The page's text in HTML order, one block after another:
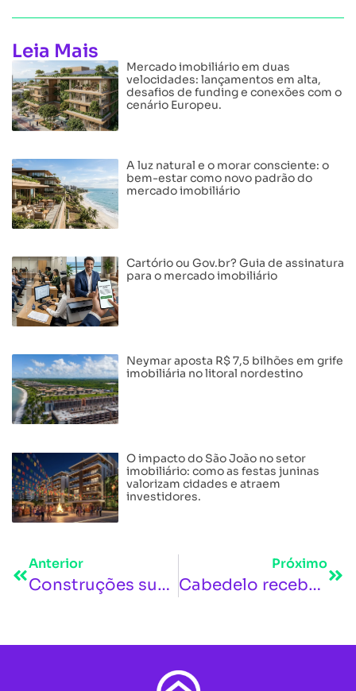
Leia Mais
Mercado imobiliário em duas
velocidades: lançamentos em alta,
desafios de funding e conexões com o
cenário Europeu.
A luz natural e o morar consciente: o
bem-estar como novo padrão do
mercado imobiliário
Cartório ou Gov.br? Guia de assinatura
para o mercado imobiliário
Neymar aposta R$ 7,5 bilhões em grife
imobiliária no litoral nordestino
O impacto do São João no setor
imobiliário: como as festas juninas
valorizam cidades e atraem
investidores.
Anterior
Construções sustentáveis ganham espaço e se tornam diferencial competitivo no mercado na capital paraibana
Próximo
Cabedelo receberá cruzeiro de altíssimo luxo com turistas milionários em outubro